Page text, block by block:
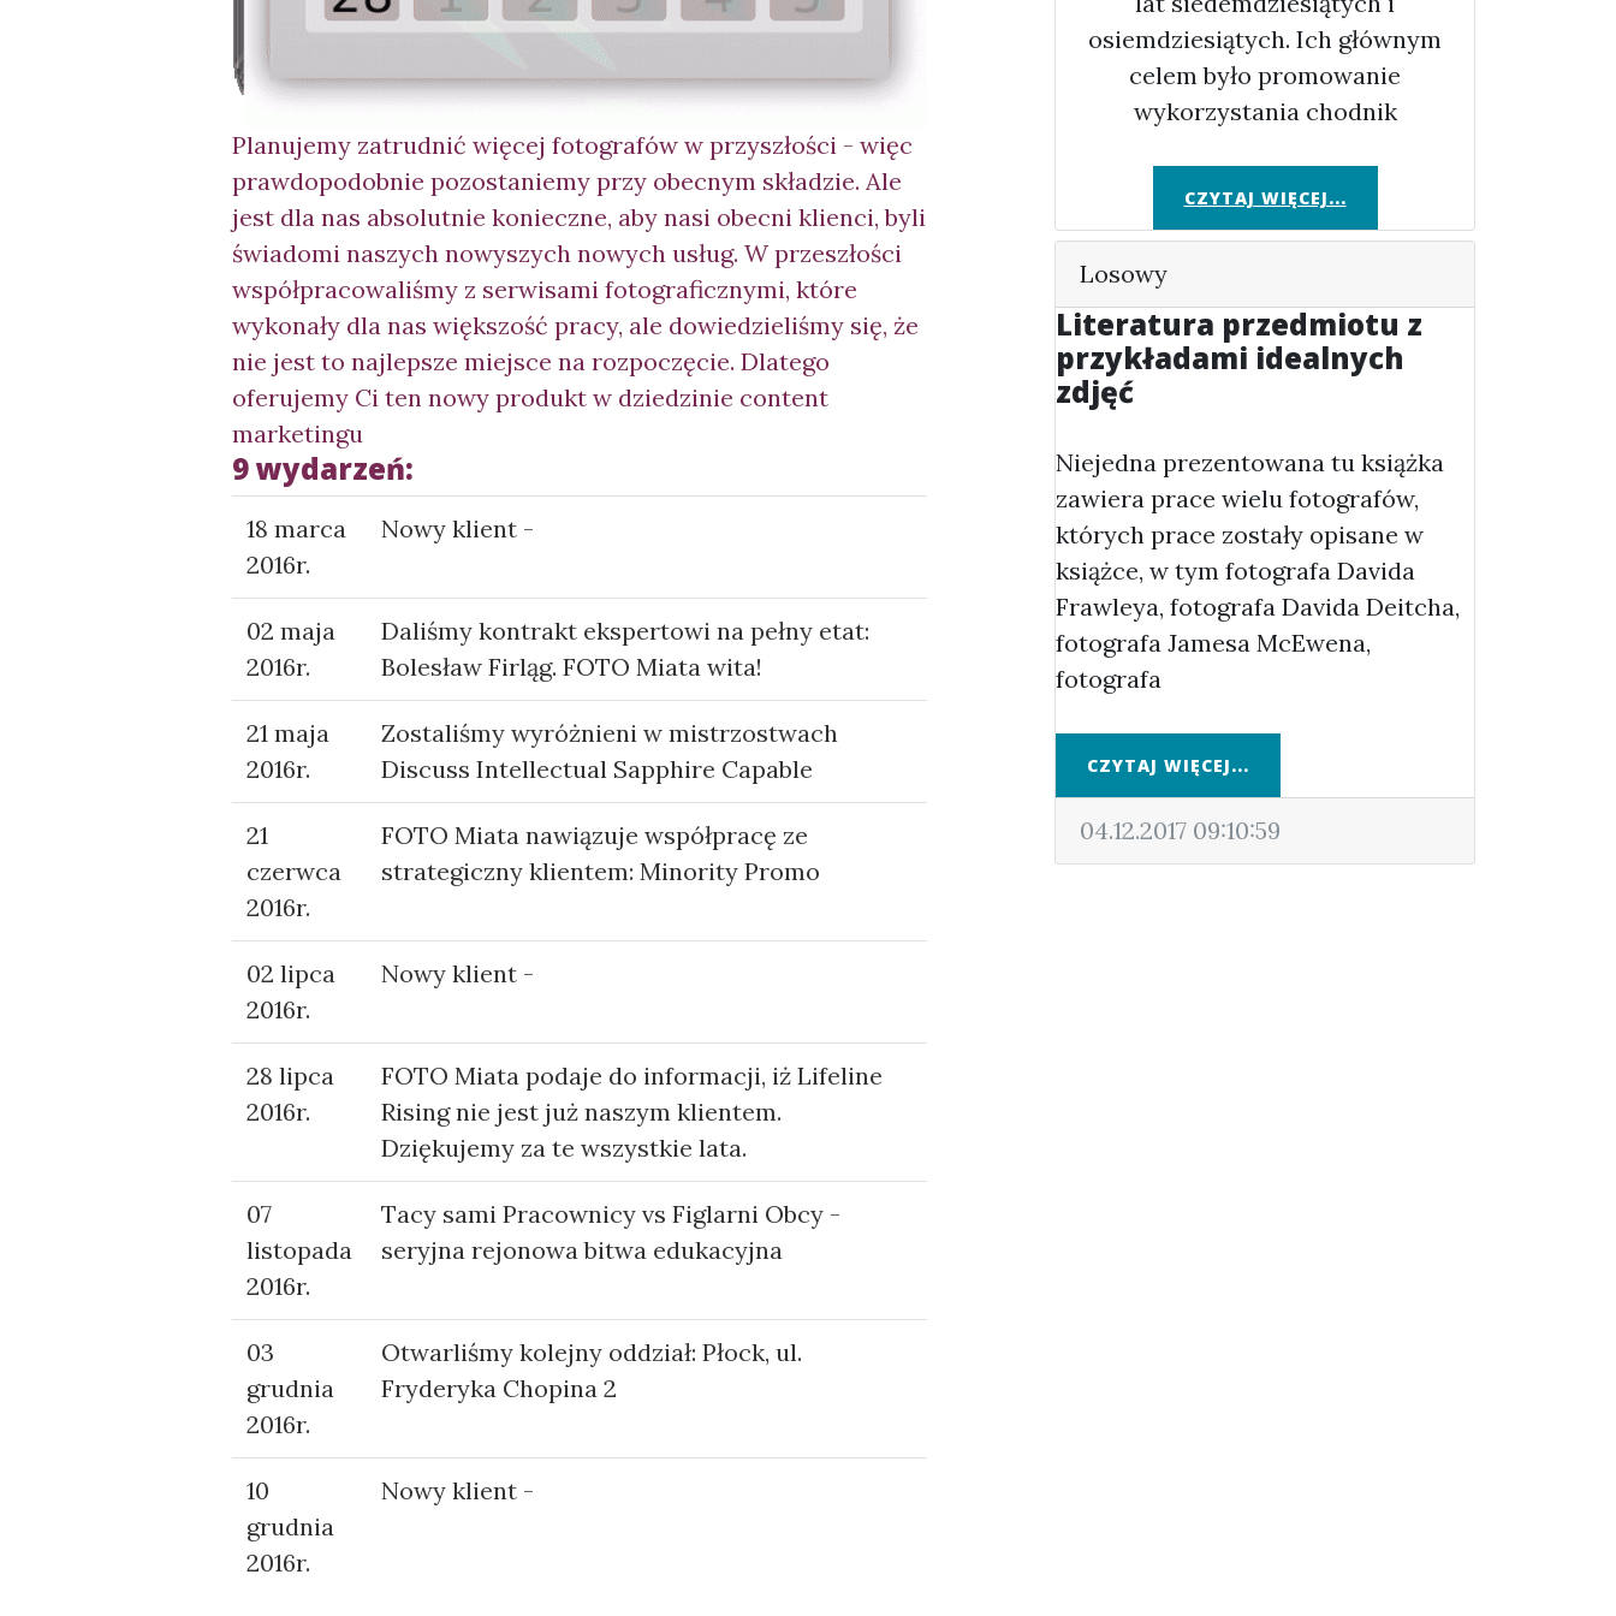
Planujemy zatrudnić więcej fotografów w przyszłości - więc
prawdopodobnie pozostaniemy przy obecnym składzie. Ale
jest dla nas absolutnie konieczne, aby nasi obecni klienci, byli
świadomi naszych nowyszych nowych usług. W przeszłości
współpracowaliśmy z serwisami fotograficznymi, które
wykonały dla nas większość pracy, ale dowiedzieliśmy się, że
nie jest to najlepsze miejsce na rozpoczęcie. Dlatego
oferujemy Ci ten nowy produkt w dziedzinie content
marketingu
9 wydarzeń:
18 marca
2016r.
Nowy klient -
02 maja
2016r.
Daliśmy kontrakt ekspertowi na pełny etat:
Bolesław Firląg. FOTO Miata wita!
21 maja
2016r.
Zostaliśmy wyróżnieni w mistrzostwach
Discuss Intellectual Sapphire Capable
21
czerwca
2016r.
FOTO Miata nawiązuje współpracę ze
strategiczny klientem: Minority Promo
02 lipca
2016r.
Nowy klient -
28 lipca
2016r.
FOTO Miata podaje do informacji, iż Lifeline
Rising nie jest już naszym klientem.
Dziękujemy za te wszystkie lata.
07
listopada
2016r.
Tacy sami Pracownicy vs Figlarni Obcy -
seryjna rejonowa bitwa edukacyjna
03
grudnia
2016r.
Otwarliśmy kolejny oddział: Płock, ul.
Fryderyka Chopina 2
10
grudnia
2016r.
Nowy klient -
osiemdziesiątych. Ich głównym
celem było promowanie
wykorzystania chodnik
CZYTAJ WIĘCEJ...
Losowy
Literatura przedmiotu z
przykładami idealnych
zdjęć
Niejedna prezentowana tu książka
zawiera prace wielu fotografów,
których prace zostały opisane w
książce, w tym fotografa Davida
Frawleya, fotografa Davida Deitcha,
fotografa Jamesa McEwena,
fotografa
CZYTAJ WIĘCEJ...
04.12.2017 09:10:59